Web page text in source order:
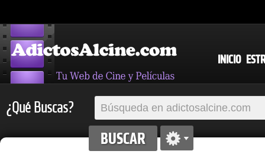
INICIO
¿Qué Buscas?